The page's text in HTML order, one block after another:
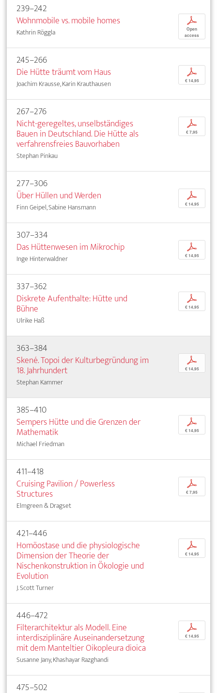
239–242
Wohnmobile vs. mobile homes
Kathrin Röggla
p
Open
access
245–266
Die Hütte träumt vom Haus
Joachim Krausse, Karin Krauthausen
p
€ 14,95
267–276
Nicht-geregeltes, unselbständiges
Bauen in Deutschland. Die Hütte als
verfahrensfreies Bauvorhaben
Stephan Pinkau
p
€ 7,95
277–306
Über Hüllen und Werden
Finn Geipel, Sabine Hansmann
p
€ 14,95
307–334
Das Hüttenwesen im Mikrochip
Inge Hinterwaldner
p
€ 14,95
337–362
Diskrete Aufenthalte: Hütte und
Bühne
Ulrike Haß
p
€ 14,95
363–384
Skené. Topoi der Kulturbegründung im
18. Jahrhundert
Stephan Kammer
p
€ 14,95
385–410
Sempers Hütte und die Grenzen der
Mathematik
Michael Friedman
p
€ 14,95
411–418
Cruising Pavilion / Powerless
Structures
Elmgreen & Dragset
p
€ 7,95
421–446
Homöostase und die physiologische
Dimension der Theorie der
Nischenkonstruktion in Ökologie und
Evolution
J. Scott Turner
p
€ 14,95
446–472
Filterarchitektur als Modell. Eine
interdisziplinäre Auseinandersetzung
mit dem Manteltier Oikopleura dioica
Susanne Jany, Khashayar Razghandi
p
€ 14,95
475–502